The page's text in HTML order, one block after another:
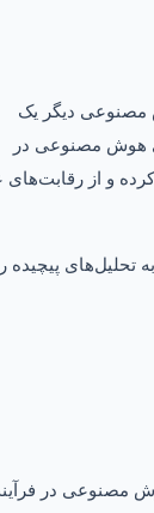
مصنوعی دیگر یک
هوش مصنوعی در
و از
تحلیل‌های پیچیده
مصنوعی در